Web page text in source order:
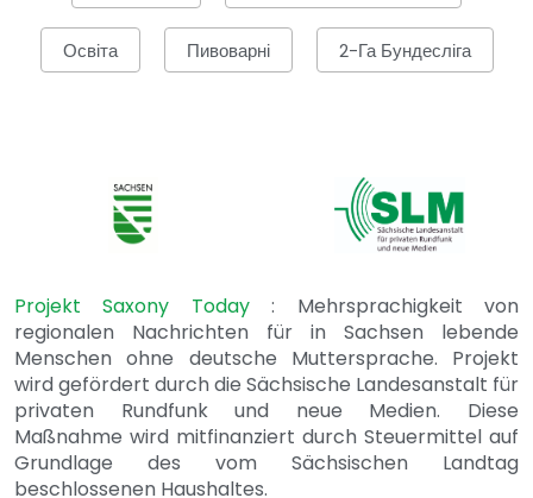
Освіта Пивоварні 2-Га Бундесліга
Projekt Saxony Today: Mehrsprachigkeit von
regionalen Nachrichten für in Sachsen lebende
Menschen ohne deutsche Muttersprache. Projekt
wird gefördert durch die Sächsische Landesanstalt für
privaten Rundfunk und neue Medien. Diese
Maßnahme wird mitfinanziert durch Steuermittel auf
Grundlage des vom Sächsischen Landtag
beschlossenen Haushaltes.